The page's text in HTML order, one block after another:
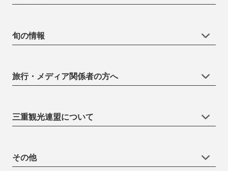
旬の情報
旅行・メディア関係者の方へ
三重観光連盟について
その他